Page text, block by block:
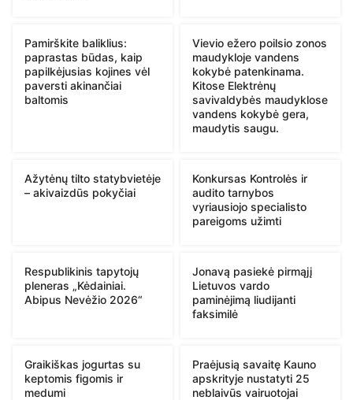
Pamirškite baliklius:
paprastas būdas, kaip
papilkėjusias kojines vėl
paversti akinančiai
baltomis
Vievio ežero poilsio zonos
maudykloje vandens
kokybė patenkinama.
Kitose Elektrėnų
savivaldybės maudyklose
vandens kokybė gera,
maudytis saugu.
Ažytėnų tilto statybvietėje
– akivaizdūs pokyčiai
Konkursas Kontrolės ir
audito tarnybos
vyriausiojo specialisto
pareigoms užimti
Respublikinis tapytojų
pleneras „Kėdainiai.
Abipus Nevėžio 2026“
Jonavą pasiekė pirmąjį
Lietuvos vardo
paminėjimą liudijanti
faksimilė
Graikiškas jogurtas su
keptomis figomis ir
medumi
Praėjusią savaitę Kauno
apskrityje nustatyti 25
neblaivūs vairuotojai